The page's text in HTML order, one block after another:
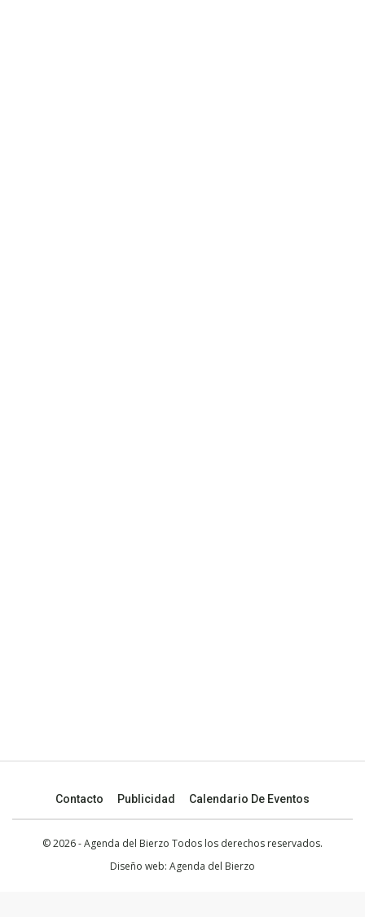
Contacto Publicidad Calendario De Eventos
© 2026 - Agenda del Bierzo Todos los derechos reservados.
Diseño web: Agenda del Bierzo